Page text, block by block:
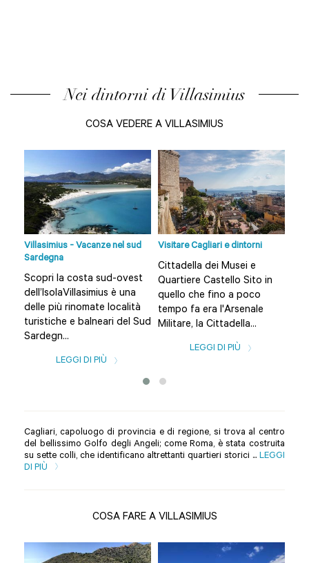
Nei dintorni di Villasimius
COSA VEDERE A VILLASIMIUS
Villasimius - Vacanze nel sud
Sardegna
Scopri la costa sud-ovest
dell’IsolaVillasimius è una
delle più rinomate località
turistiche e balneari del Sud
Sardegn...
LEGGI DI PIÙ
Visitare Cagliari e dintorni
Cittadella dei Musei e
Quartiere Castello Sito in
quello che fino a poco
tempo fa era l'Arsenale
Militare, la Cittadella...
LEGGI DI PIÙ
Cagliari, capoluogo di provincia e di regione, si trova al centro
del bellissimo Golfo degli Angeli; come Roma, è stata costruita
su sette colli, che identificano altrettanti quartieri storici ... LEGGI
DI PIÙ
COSA FARE A VILLASIMIUS